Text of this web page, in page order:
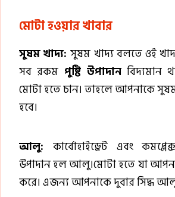
মোটা হওয়ার খাবার
সুষম খাদ্য:সুষম খাদ্য বলতে ওই
সব রকম পুষ্টি উপাদানবিদ্যমান
মোটা হতে চান। তাহলে আপনাকে
হবে।
আলু: কার্বোহাইড্রেট এবং
উপাদান হল আলু।মোটা হতে যা
করে। এজন্য আপনাকে দুবার সিদ্ধ আলু